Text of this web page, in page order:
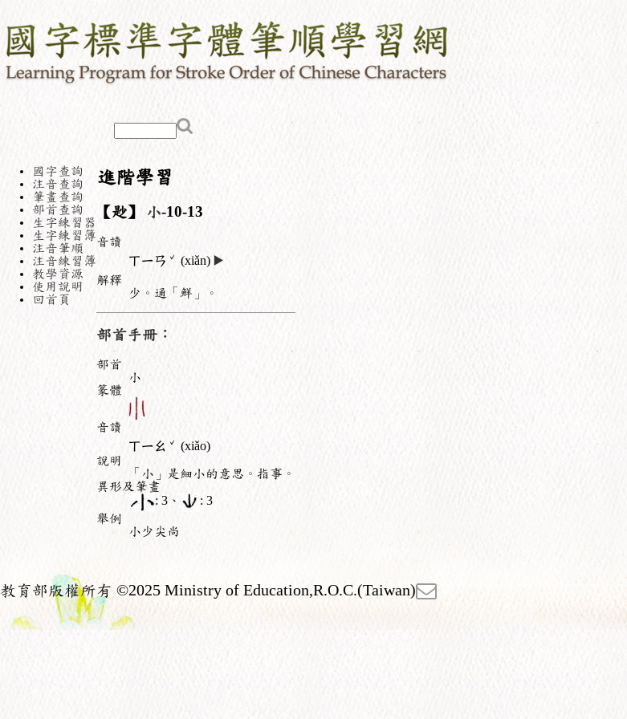
國字查詢
注音查詢
筆畫查詢
部首查詢
生字練習器
生字練習簿
注音筆順
注音練習簿
教學資源
使用說明
回首頁
進階學習
【尟】 小-10-13
音讀
ㄒㄧㄢ ˇ (xiǎn) ▶️
解釋
少。通「鮮」。
部首手冊：
部首
小
篆體
音讀
ㄒㄧㄠ ˇ (xiǎo)
說明
「小」是細小的意思。指事。
異形及筆畫
: 3、
: 3
舉例
小少尖尚
教育部版權所有 ©2025 Ministry of Education,R.O.C.(Taiwan)